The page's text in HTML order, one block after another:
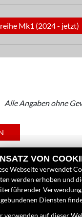
Mk1 (2024 - jetzt)
Alle Angaben ohne
LINKS
VON
Webseite verwendet
werden erhoben und
Diensten
verwenden auf dieser